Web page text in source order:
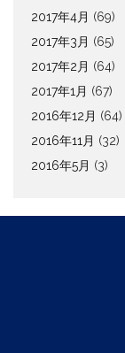
2017年4月 (69)
2017年3月 (65)
2017年2月 (64)
2017年1月 (67)
2016年12月 (64)
2016年11月 (32)
2016年5月 (3)